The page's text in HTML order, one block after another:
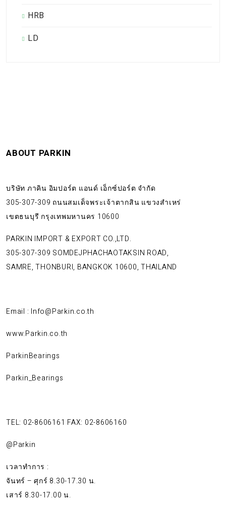
HRB
LD
ABOUT PARKIN
บริษัท ภาคิน อิมปอร์ต แอนด์ เอ็กซ์ปอร์ต จำกัด
305-307-309 ถนนสมเด็จพระเจ้าตากสิน แขวงสำเหร่
เขตธนบุรี กรุงเทพมหานคร 10600
PARKIN IMPORT & EXPORT CO.,LTD.
305-307-309 SOMDEJPHACHAOTAKSIN ROAD,
SAMRE, THONBURI, BANGKOK 10600, THAILAND
Email : Info@Parkin.co.th
www.Parkin.co.th
ParkinBearings
Parkin_Bearings
TEL: 02-8606161 FAX: 02-8606160
@Parkin
เวลาทำการ :
จันทร์ – ศุกร์ 8.30-17.30 น.
เสาร์ 8.30-17.00 น.